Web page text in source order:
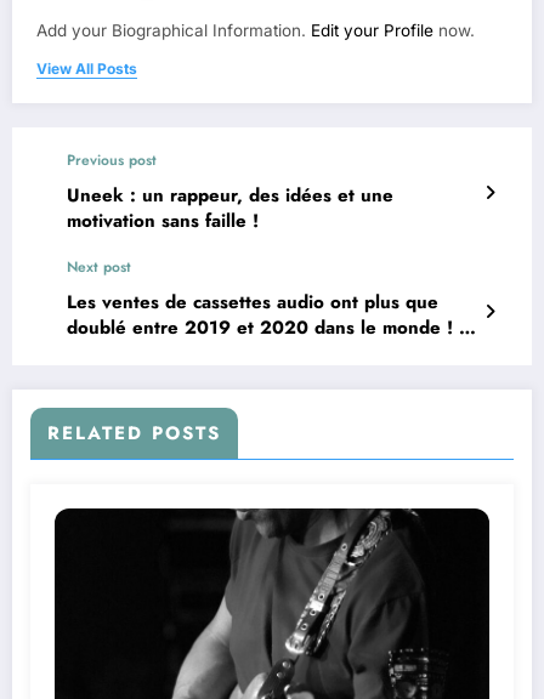
Add your Biographical Information. Edit your Profile now.
View All Posts
Previous post
Uneek : un rappeur, des idées et une
motivation sans faille !
Next post
Les ventes de cassettes audio ont plus que
doublé entre 2019 et 2020 dans le monde ! Et
RELATED POSTS